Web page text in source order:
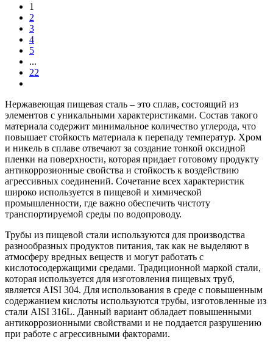
1
2
3
4
5
...
22
Нержавеющая пищевая сталь – это сплав, состоящий из
элементов с уникальными характеристиками. Состав такого
материала содержит минимальное количество углерода, что
повышает стойкость материала к перепаду температур. Хром
и никель в сплаве отвечают за создание тонкой оксидной
пленки на поверхности, которая придает готовому продукту
антикоррозионные свойства и стойкость к воздействию
агрессивных соединений. Сочетание всех характеристик
широко используется в пищевой и химической
промышленности, где важно обеспечить чистоту
транспортируемой среды по водопроводу.
Трубы из пищевой стали используются для производства
разнообразных продуктов питания, так как не выделяют в
атмосферу вредных веществ и могут работать с
кислотосодержащими средами. Традиционной маркой стали,
которая используется для изготовления пищевых труб,
является AISI 304. Для использования в среде с повышенным
содержанием кислоты используются трубы, изготовленные из
стали AISI 316L. Данный вариант обладает повышенными
антикоррозионными свойствами и не поддается разрушению
при работе с агрессивными факторами.